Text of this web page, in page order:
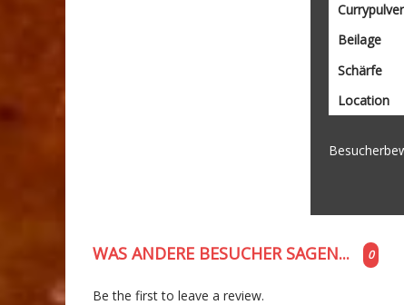
Currypulver
Beilage
Schärfe
Location
WAS ANDERE BESUCHER SAGEN... 0
Be the first to leave a review.